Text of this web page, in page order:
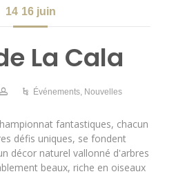
14 16 juin
La Cala
Événements, Nouvelles
fantastiques, chacun
défis uniques, se fondent
décor naturel vallonné d'arbres
beaux, riche en oiseaux